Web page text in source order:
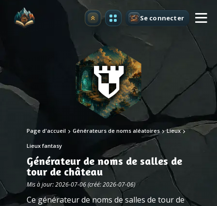
Premium Se connecter
Page d'accueil Générateurs de noms aléatoires Lieux
Lieux fantasy
Générateur de noms de salles de
tour de château
Mis à jour: 2026-07-06 (créé: 2026-07-06)
Ce générateur de noms de salles de tour de